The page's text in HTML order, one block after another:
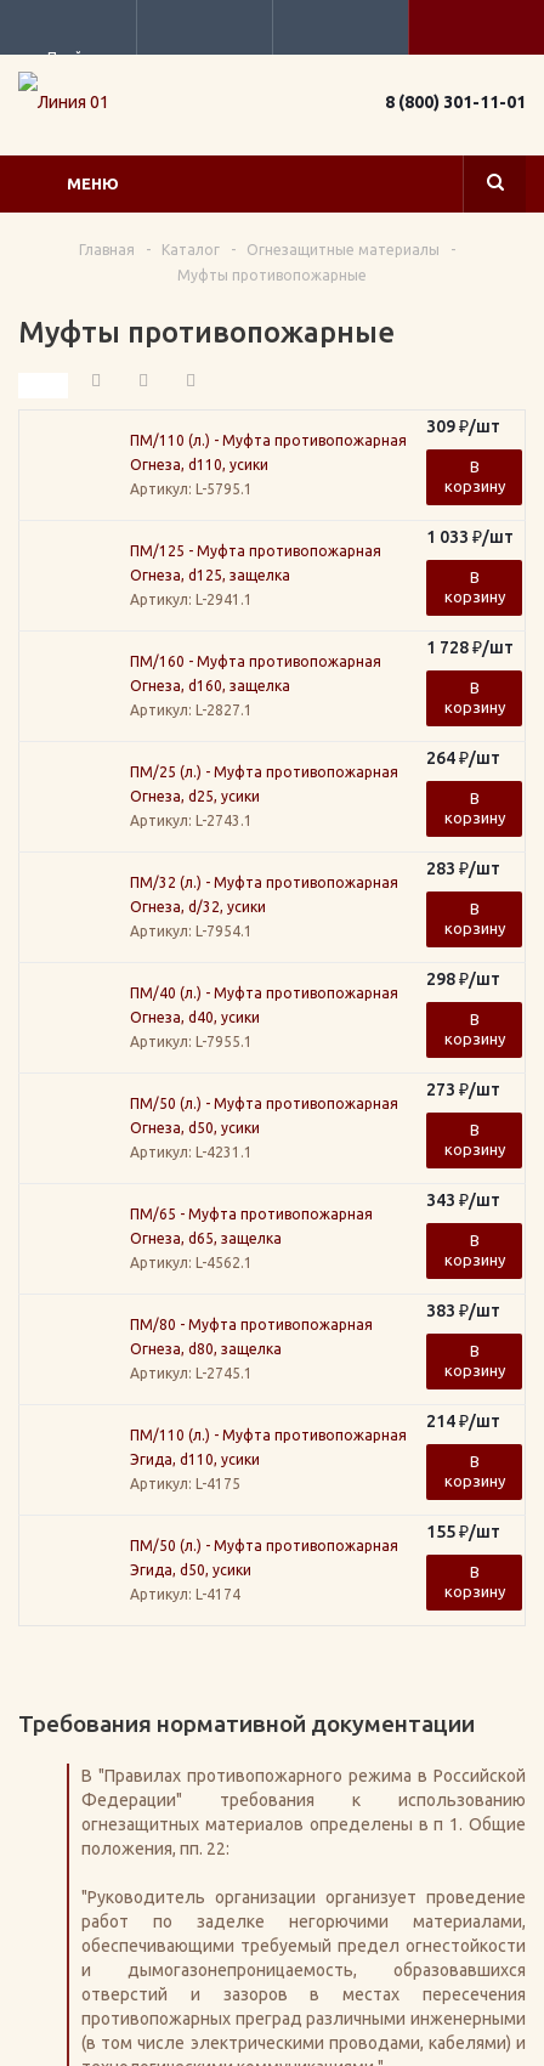
Прайс
8 (800) 301-11-01
МЕНЮ
Главная - Каталог - Огнезащитные материалы
-
Муфты противопожарные
Муфты противопожарные
ПМ/110 (л.) - Муфта противопожарная
Огнеза, d110, усики
Артикул: L-5795.1
309₽/шт
В
корзину
ПМ/125 - Муфта противопожарная
Огнеза, d125, защелка
Артикул: L-2941.1
1 033 ₽/шт
В
корзину
ПМ/160 - Муфта противопожарная
Огнеза, d160, защелка
Артикул: L-2827.1
1 728₽/шт
В
корзину
ПМ/25 (л.) - Муфта противопожарная
Огнеза, d25, усики
Артикул: L-2743.1
264₽/шт
В
корзину
ПМ/32 (л.) - Муфта противопожарная
Огнеза, d/32, усики
Артикул: L-7954.1
283 ₽/шт
В
корзину
ПМ/40 (л.) - Муфта противопожарная
Огнеза, d40, усики
Артикул: L-7955.1
298₽/шт
В
корзину
ПМ/50 (л.) - Муфта противопожарная
Огнеза, d50, усики
Артикул: L-4231.1
273 ₽/шт
В
корзину
ПМ/65 - Муфта противопожарная
Огнеза, d65, защелка
Артикул: L-4562.1
343 ₽/шт
В
корзину
ПМ/80 - Муфта противопожарная
Огнеза, d80, защелка
Артикул: L-2745.1
383 ₽/шт
В
корзину
ПМ/110 (л.) - Муфта противопожарная
Эгида, d110, усики
Артикул: L-4175
214₽/шт
В
корзину
ПМ/50 (л.) - Муфта противопожарная
Эгида, d50, усики
Артикул: L-4174
155₽/шт
В
корзину
Требования нормативной документации
В "Правилах противопожарного режима в Российской
Федерации" требования к использованию
огнезащитных материалов определены в п 1. Общие
положения, пп. 22:
"Руководитель организации организует проведение
работ по заделке негорючими материалами,
обеспечивающими требуемый предел огнестойкости
и дымогазонепроницаемость, образовавшихся
отверстий и зазоров в местах пересечения
противопожарных преград различными инженерными
(в том числе электрическими проводами, кабелями) и